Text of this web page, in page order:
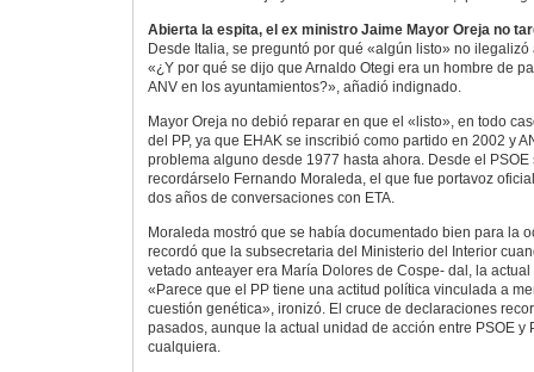
Abierta la espita, el ex ministro Jaime Mayor Oreja no
Desde Italia, se preguntó por qué «algún listo» no ilegalizó
«¿Y por qué se dijo que Arnaldo Otegi era un hombre de
ANV en los ayuntamientos?», añadió indignado.
Mayor Oreja no debió reparar en que el «listo», en todo
del PP, ya que EHAK se inscribió como partido en 2002 y
problema alguno desde 1977 hasta ahora. Desde el PSOE
recordárselo Fernando Moraleda, el que fue portavoz
dos años de conversaciones con ETA.
Moraleda mostró que se había documentado bien para la
recordó que la subsecretaria del Ministerio del Interior
vetado anteayer era María Dolores de Cospe- dal, la actual
«Parece que el PP tiene una actitud política vinculada a
cuestión genética», ironizó. El cruce de declaraciones
pasados, aunque la actual unidad de acción entre PSOE y
cualquiera.